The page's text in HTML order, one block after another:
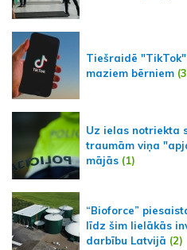
Tiešraidē
maziem bērniem
Uz ielas notriekta
traumām viņa
mājās (1)
“Bioforce”
līdz šim lielākās
darbību Latvijā (2)